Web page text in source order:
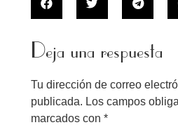
Deja una respuesta
Tu dirección de correo
publicada. Los campos
marcados con *